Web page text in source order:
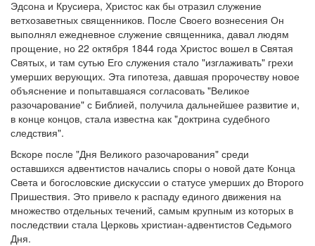
Эдсона и Крусиера, Христос как бы отразил служение
ветхозаветных священников. После Своего вознесения Он
выполнял ежедневное служение священника, давал людям
прощение, но 22 октября 1844 года Христос вошел в Святая
Святых, и там сутью Его служения стало "изглаживать" грехи
умерших верующих. Эта гипотеза, давшая пророчеству новое
объяснение и попытавшаяся согласовать "Великое
разочарование" с Библией, получила дальнейшее развитие и,
в конце концов, стала известна как "доктрина судебного
следствия".
Вскоре после "Дня Великого разочарования" среди
оставшихся адвентистов начались споры о новой дате Конца
Света и богословские дискуссии о статусе умерших до Второго
Пришествия. Это привело к распаду единого движения на
множество отдельных течений, самым крупным из которых в
последствии стала Церковь христиан-адвентистов Седьмого
Дня.